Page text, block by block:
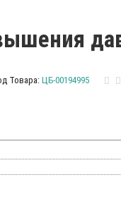
Товара: ЦБ-00194995